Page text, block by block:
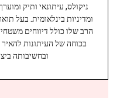
ומדיניות בינלאומית. בעל
הרב שלו כולל דיווחים
בכוחה של העיתונות להאיר
ובחשיבותה